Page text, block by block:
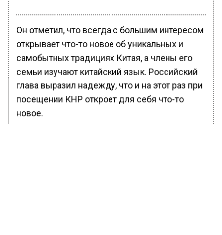
Он отметил, что всегда с большим интересом
открывает что-то новое об уникальных и
самобытных традициях Китая, а члены его
семьи изучают китайский язык. Российский
глава выразил надежду, что и на этот раз при
посещении КНР откроет для себя что-то
новое.